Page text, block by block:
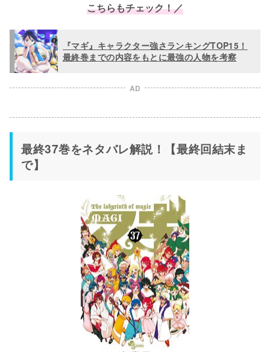
こちらもチェック！／
『マギ』キャラクター強さランキングTOP15！
最終巻までの内容をもとに最強の人物を考察
AD
最終37巻をネタバレ解説！【最終回結末ま
で】